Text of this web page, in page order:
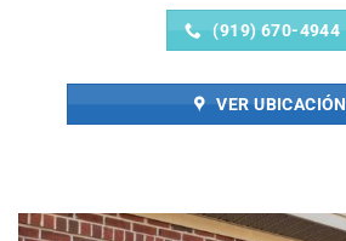
(919) 670-4944
VER UBICACIÓN